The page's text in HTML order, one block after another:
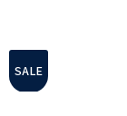
SALE